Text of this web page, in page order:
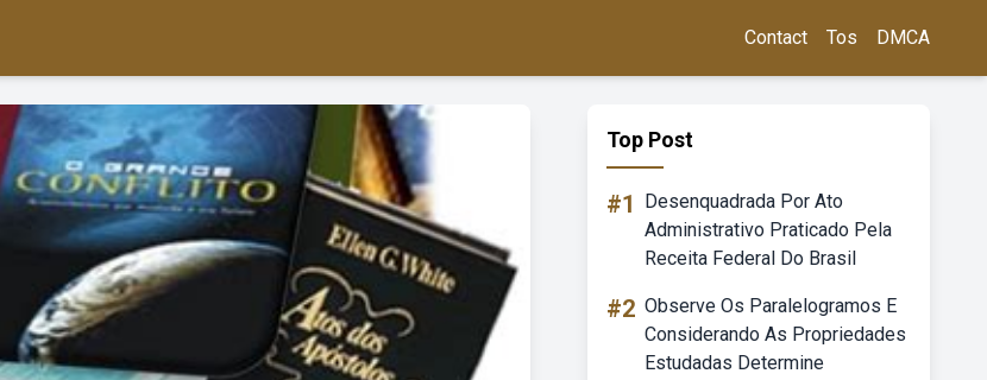
Contact Tos DMCA
Top Post
#1
Desenquadrada Por Ato
Administrativo Praticado Pela
Receita Federal Do Brasil
#2 Observe Os Paralelogramos E
Considerando As Propriedades
Estudadas Determine